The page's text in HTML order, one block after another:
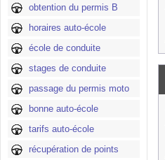
obtention du permis B
horaires auto-école
école de conduite
stages de conduite
passage du permis moto
bonne auto-école
tarifs auto-école
récupération de points